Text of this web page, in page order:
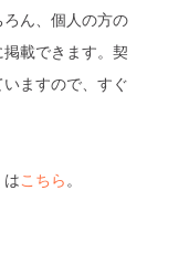
ん、個人の方の
載できます。契
ますので、すぐ
はこちら 。